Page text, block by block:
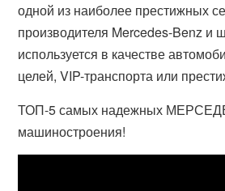
одной из наиболее престижных
производителя Mercedes-Benz и
используется в качестве
целей, VIP-транспорта или
ТОП-5 самых надежных
машиностроения!